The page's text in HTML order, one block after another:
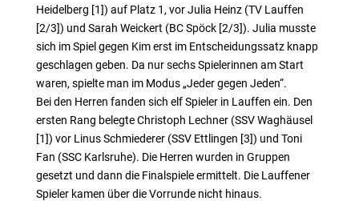
Heidelberg [1]) auf Platz 1, vor Julia Heinz (TV Lauffen
[2/3]) und Sarah Weickert (BC Spöck [2/3]). Julia musste
sich im Spiel gegen Kim erst im Entscheidungssatz knapp
geschlagen geben. Da nur sechs Spielerinnen am Start
waren, spielte man im Modus „Jeder gegen Jeden“.
Bei den Herren fanden sich elf Spieler in Lauffen ein. Den
ersten Rang belegte Christoph Lechner (SSV Waghäusel
[1]) vor Linus Schmiederer (SSV Ettlingen [3]) und Toni
Fan (SSC Karlsruhe). Die Herren wurden in Gruppen
gesetzt und dann die Finalspiele ermittelt. Die Lauffener
Spieler kamen über die Vorrunde nicht hinaus.